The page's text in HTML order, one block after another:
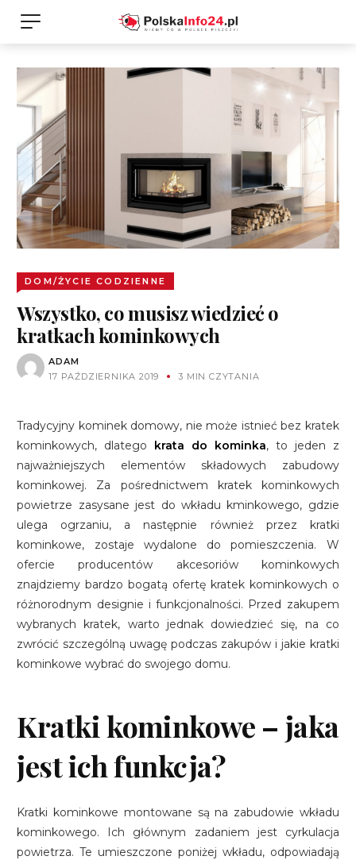
DOM/ŻYCIE CODZIENNE
Wszystko, co musisz wiedzieć o
kratkach kominkowych
ADAM
17 PAŹDZIERNIKA 2019
3 MIN CZYTANIA
Tradycyjny kominek domowy, nie może istnieć bez kratek
kominkowych, dlatego
krata do kominka, to jeden z
najważniejszych elementów składowych zabudowy
kominkowej. Za pośrednictwem kratek kominkowych
powietrze zasysane jest do wkładu kminkowego, gdzie
ulega ogrzaniu, a następnie również przez kratki
kominkowe, zostaje wydalone do pomieszczenia. W
ofercie producentów akcesoriów kominkowych
znajdziemy bardzo bogatą ofertę kratek kominkowych o
różnorodnym designie i funkcjonalności. Przed zakupem
wybranych kratek, warto jednak dowiedzieć się, na co
zwrócić szczególną uwagę podczas zakupów i jakie kratki
kominkowe wybrać do swojego domu.
Kratki kominkowe – jaka
jest ich funkcja?
Kratki kominkowe montowane są na zabudowie wkładu
kominkowego. Ich głównym zadaniem jest cyrkulacja
powietrza. Te umieszczone poniżej wkładu, odpowiadają